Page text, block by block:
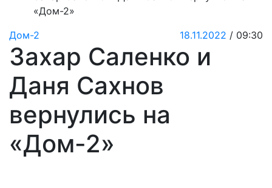
«Дом-2»
Дом-2
18.11.2022 / 09:30
Захар Саленко и
Даня Сахнов
вернулись на
«Дом-2»